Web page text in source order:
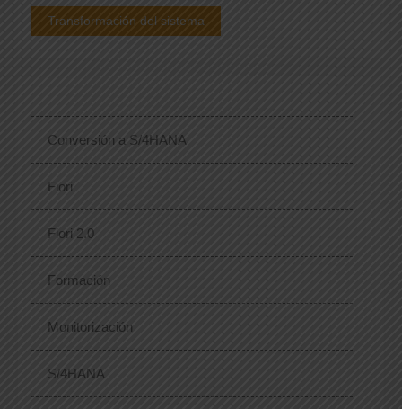
Transformación del sistema
Conversión a S/4HANA
Fiori
Fiori 2.0
Formación
Monitorización
S/4HANA